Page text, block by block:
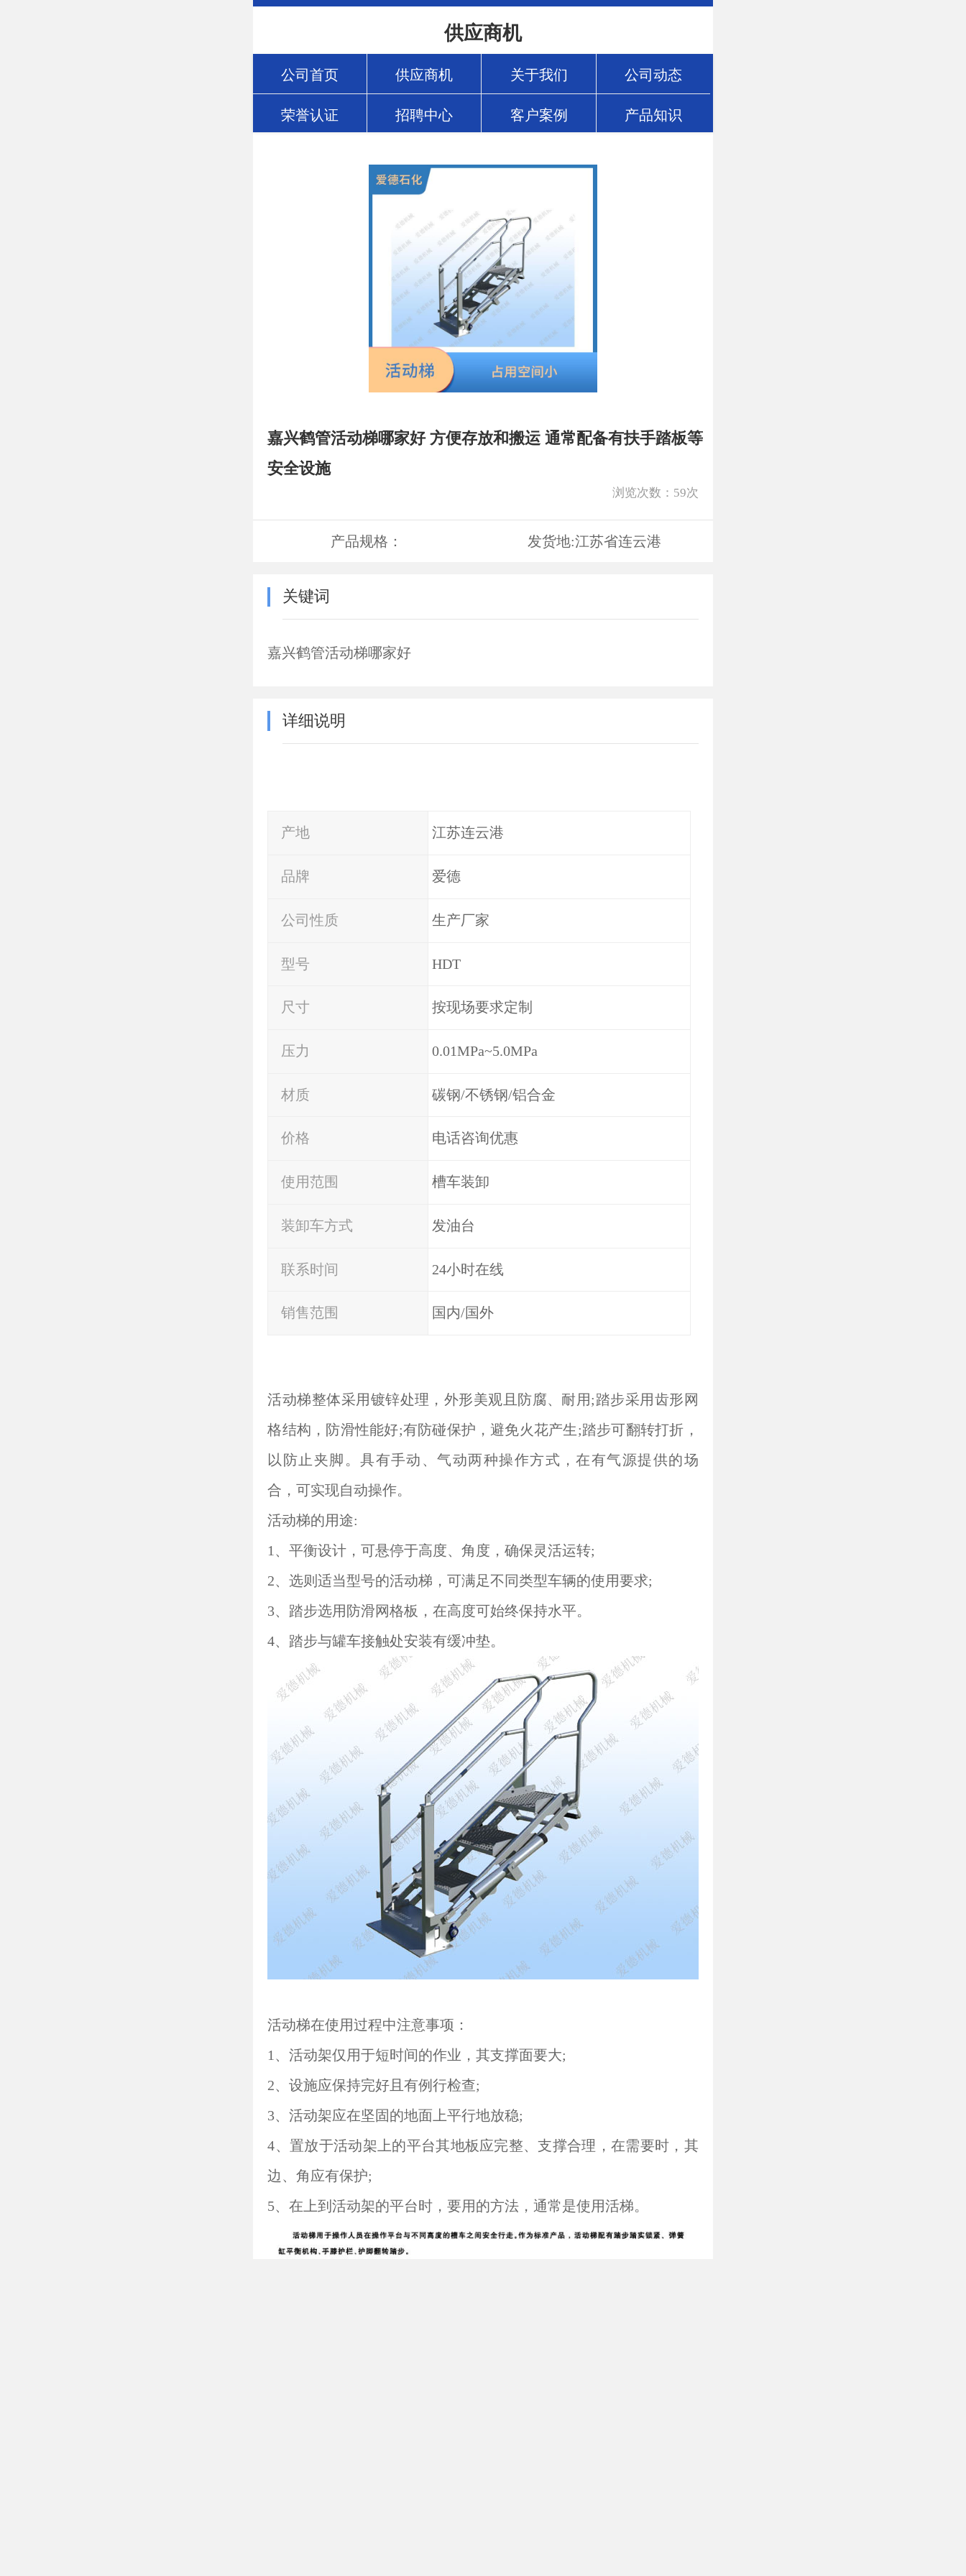
供应商机
公司首页 供应商机 关于我们 公司动态
荣誉认证 招聘中心 客户案例 产品知识
嘉兴鹤管活动梯哪家好 方便存放和搬运 通常配备有扶手踏板等
安全设施
浏览次数： 59次
产品规格： 发货地:江苏省连云港
关键词
嘉兴鹤管活动梯哪家好
详细说明
产地 江苏连云港
品牌 爱德
公司性质 生产厂家
型号 HDT
尺寸 按现场要求定制
压力 0.01MPa~5.0MPa
材质 碳钢/不锈钢/铝合金
价格 电话咨询优惠
使用范围 槽车装卸
装卸车方式 发油台
联系时间 24小时在线
销售范围 国内/国外
活动梯整体采用镀锌处理，外形美观且防腐、耐用;踏步采用齿形网
格结构，防滑性能好;有防碰保护，避免火花产生;踏步可翻转打折，
以防止夹脚。具有手动、气动两种操作方式，在有气源提供的场
合，可实现自动操作。
活动梯的用途:
1、平衡设计，可悬停于高度、角度，确保灵活运转;
2、选则适当型号的活动梯，可满足不同类型车辆的使用要求;
3、踏步选用防滑网格板，在高度可始终保持水平。
4、踏步与罐车接触处安装有缓冲垫。
活动梯在使用过程中注意事项：
1、活动架仅用于短时间的作业，其支撑面要大;
2、设施应保持完好且有例行检查;
3、活动架应在坚固的地面上平行地放稳;
4、置放于活动架上的平台其地板应完整、支撑合理，在需要时，其
边、角应有保护;
5、在上到活动架的平台时，要用的方法，通常是使用活梯。